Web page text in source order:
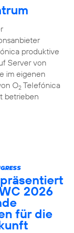
produktive
Server von
im eigenen
O2Telefónica
betrieben
2026
für die